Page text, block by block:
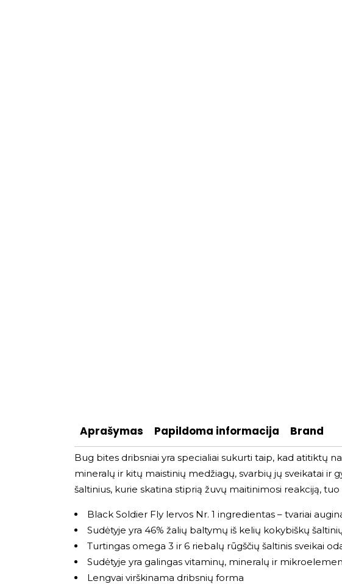
Aprašymas Papildoma informacija Brand
Bug bites dribsniai yra specialiai sukurti taip, kad atitiktų
mineralų ir kitų maistinių medžiagų, svarbių jų sveikatai
šaltinius, kurie skatina stiprią žuvų maitinimosi reakciją,
Black Soldier Fly lervos Nr. 1 ingredientas – tvariai
Sudėtyje yra 46% žalių baltymų iš kelių kokybiškų
Turtingas omega 3 ir 6 riebalų rūgščių šaltinis sveikai
Sudėtyje yra galingas vitaminų, mineralų ir
Lengvai virškinama dribsnių forma